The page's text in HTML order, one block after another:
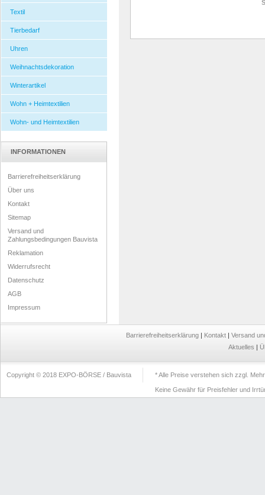
Textil
Tierbedarf
Uhren
Weihnachtsdekoration
Winterartikel
Wohn + Heimtextilien
Wohn- und Heimtextilien
INFORMATIONEN
Barrierefreiheitserklärung
Über uns
Kontakt
Sitemap
Versand und
Zahlungsbedingungen Bauvista
Reklamation
Widerrufsrecht
Datenschutz
AGB
Impressum
Barrierefreiheitserklärung | Kontakt | Versand
Aktuelles |
Copyright © 2018 EXPO-BÖRSE / Bauvista * Alle Preise verstehen sich zzgl.
Keine Gewähr für Preisfehler und